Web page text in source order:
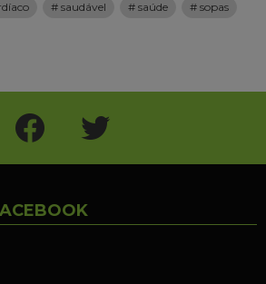
saudável saúde
sopas
Facebook Twitter